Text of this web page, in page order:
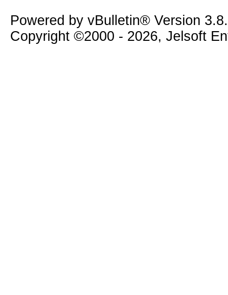
Powered by vBulletin® Version
Copyright ©2000 - 2026, Jelsoft